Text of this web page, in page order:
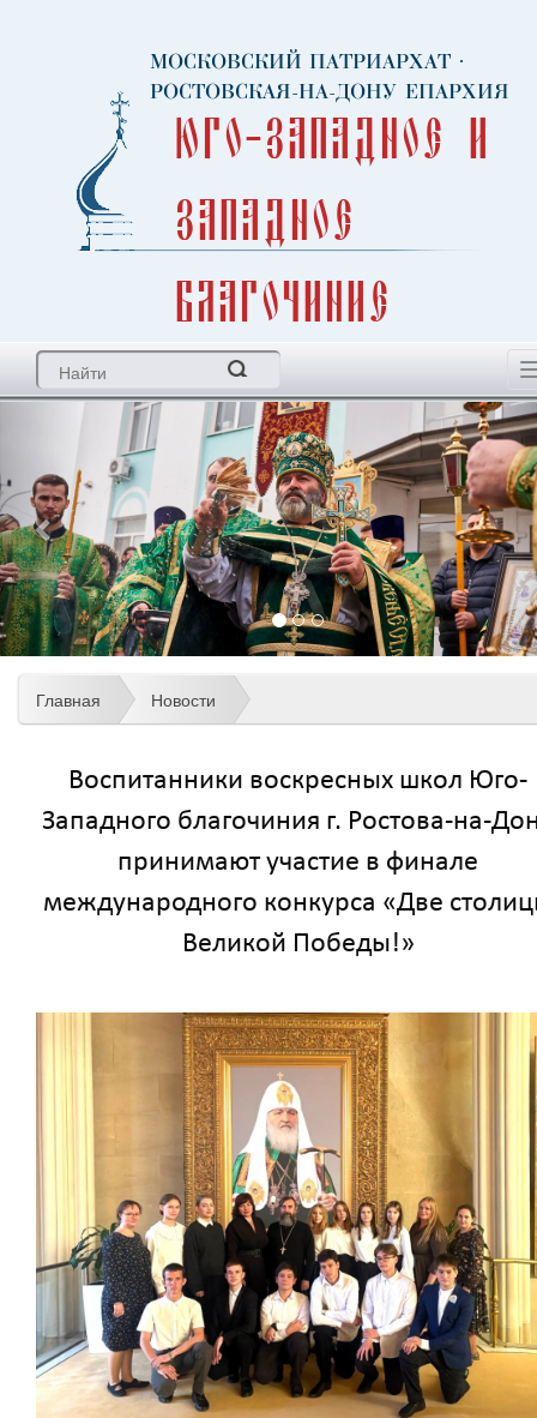
МОСКОВСКИЙ ПАТРИАРХАТ ·
РОСТОВСКАЯ-НА-ДОНУ ЕПАРХИЯ
Юго-Западное и
Западное
благочиние
Главная Новости
Воспитанники воскресных школ Юго-
Западного благочиния г. Ростова-на-
принимают участие в финале
международного конкурса «Две
Великой Победы!»